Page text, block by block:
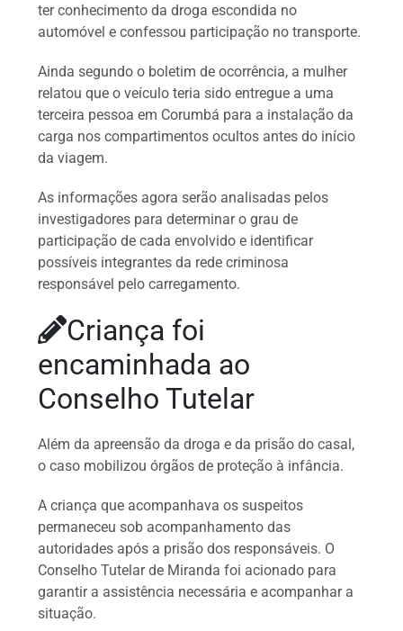
ter conhecimento da droga escondida no
automóvel e confessou participação no transporte.
Ainda segundo o boletim de ocorrência, a mulher
relatou que o veículo teria sido entregue a uma
terceira pessoa em Corumbá para a instalação da
carga nos compartimentos ocultos antes do início
da viagem.
As informações agora serão analisadas pelos
investigadores para determinar o grau de
participação de cada envolvido e identificar
possíveis integrantes da rede criminosa
responsável pelo carregamento.
Criança foi
encaminhada ao
Conselho Tutelar
Além da apreensão da droga e da prisão do casal,
o caso mobilizou órgãos de proteção à infância.
A criança que acompanhava os suspeitos
permaneceu sob acompanhamento das
autoridades após a prisão dos responsáveis. O
Conselho Tutelar de Miranda foi acionado para
garantir a assistência necessária e acompanhar a
situação.